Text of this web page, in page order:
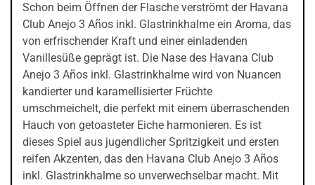
Schon beim Öffnen der Flasche verströmt der Havana
Club Anejo 3 Años inkl. Glastrinkhalme ein Aroma, das
von erfrischender Kraft und einer einladenden
Vanillesüße geprägt ist. Die Nase des Havana Club
Anejo 3 Años inkl. Glastrinkhalme wird von Nuancen
kandierter und karamellisierter Früchte
umschmeichelt, die perfekt mit einem überraschenden
Hauch von getoasteter Eiche harmonieren. Es ist
dieses Spiel aus jugendlicher Spritzigkeit und ersten
reifen Akzenten, das den Havana Club Anejo 3 Años
inkl. Glastrinkhalme so unverwechselbar macht. Mit